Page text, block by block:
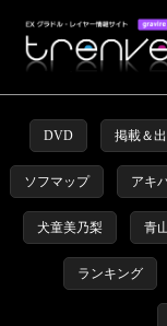
DVD 掲載＆
ソフマップ アキ
犬童美乃梨 青
ランキング